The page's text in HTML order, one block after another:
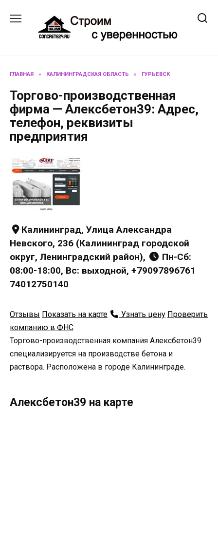
содержанию
ГЛАВНАЯ » КАЛИНИНГРАДСКАЯ ОБЛАСТЬ » ГУРЬЕВСК
Торгово-производственная
фирма — Алексбетон39: Адрес,
телефон, реквизиты
предприятия
Калининград, Улица Александра
Невского, 236 (Калининград городской
округ, Ленинградский район),
Пн-Сб:
08:00-18:00, Вс: выходной, +79097896761
74012750140
Отзывы Показать на карте Узнать цену Проверить
компанию в ФНС
Торгово-производственная компания Алексбетон39
специализируется на производстве бетона и
раствора. Расположена в городе Калининграде.
Алексбетон39 на карте